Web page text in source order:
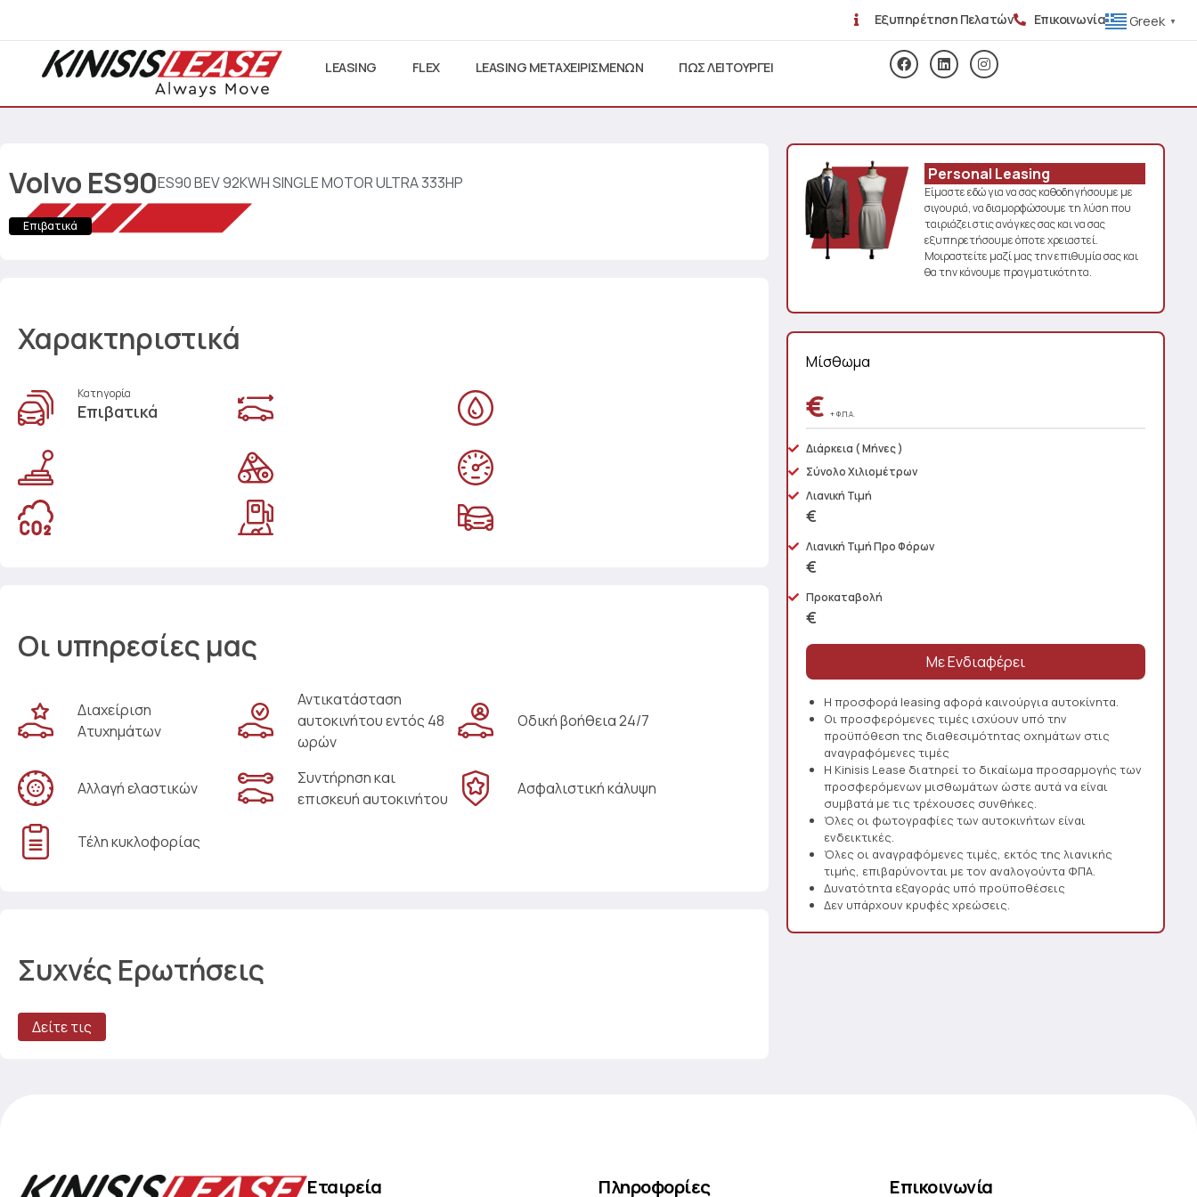
Εξυπηρέτηση Πελατών Επικοινωνία Greek ▼
LEASING FLEX LEASING ΜΕΤΑΧΕΙΡΙΣΜΕΝΩΝ ΠΩΣ ΛΕΙΤΟΥΡΓΕΙ
Volvo ES90ES90 BEV 92KWH SINGLE MOTOR ULTRA 333HP
Επιβατικά
Χαρακτηριστικά
Κατηγορία
Επιβατικά
Οι υπηρεσίες μας
Διαχείριση
Ατυχημάτων
Αντικατάσταση
αυτοκινήτου εντός 48
ωρών
Οδική βοήθεια 24/7
Αλλαγή ελαστικών
Συντήρηση και
επισκευή αυτοκινήτου
Ασφαλιστική κάλυψη
Τέλη κυκλοφορίας
Συχνές Ερωτήσεις
Δείτε τις
Personal Leasing
Είμαστε εδώ για να σας καθοδηγήσουμε με
σιγουριά, να διαμορφώσουμε τη λύση που
ταιριάζει στις ανάγκες σας και να σας
εξυπηρετήσουμε όποτε χρειαστεί.
Μοιραστείτε μαζί μας την επιθυμία σας και
θα την κάνουμε πραγματικότητα.
Μίσθωμα
€+ Φ.Π.Α.
Διάρκεια ( Μήνες )
Σύνολο Χιλιομέτρων
Λιανική Τιμή
€
Λιανική Τιμή Προ Φόρων
€
Προκαταβολή
€
Η προσφορά leasing αφορά καινούργια αυτοκίνητα.
Οι προσφερόμενες τιμές ισχύουν υπό την
προϋπόθεση της διαθεσιμότητας οχημάτων στις
αναγραφόμενες τιμές
Η Kinisis Lease διατηρεί το δικαίωμα προσαρμογής των
προσφερόμενων μισθωμάτων ώστε αυτά να είναι
συμβατά με τις τρέχουσες συνθήκες.
Όλες οι φωτογραφίες των αυτοκινήτων είναι
ενδεικτικές.
Όλες οι αναγραφόμενες τιμές, εκτός της λιανικής
τιμής, επιβαρύνονται με τον αναλογούντα ΦΠΑ.
Δυνατότητα εξαγοράς υπό προϋποθέσεις
Δεν υπάρχουν κρυφές χρεώσεις.
Εταιρεία Πληροφορίες Επικοινωνία